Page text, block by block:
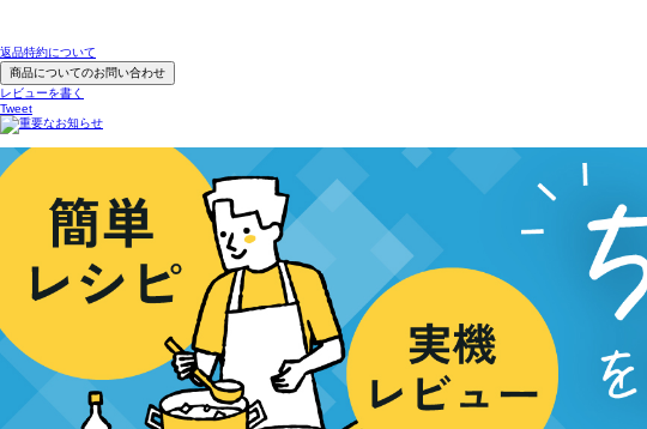
返品特約について
商品についてのお問い合わせ
レビューを書く
Tweet